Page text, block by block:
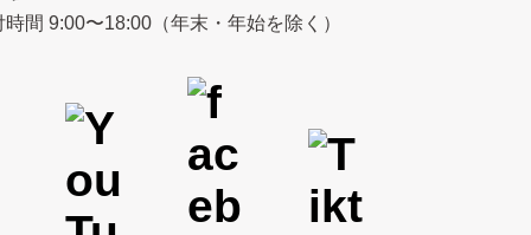
時間 9:00〜18:00（年末・年始を除く）